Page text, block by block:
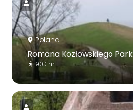
Poland
Romana Kozłowskiego Park
900 m